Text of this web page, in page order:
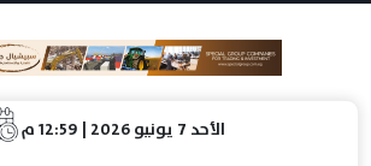
الأحد 7 يونيو 2026 | 12:59 م